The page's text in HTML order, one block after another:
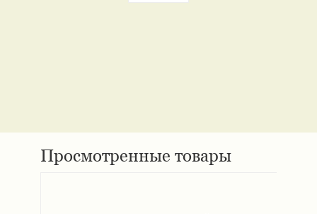
Просмотренные товары